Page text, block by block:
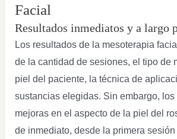
Facial
Resultados inmediatos y a largo
Los resultados de la mesoterapia
de la cantidad de sesiones, el tipo de
piel del paciente, la técnica de
sustancias elegidas. Sin embargo, los
mejoras en el aspecto de la piel del
de inmediato, desde la primera